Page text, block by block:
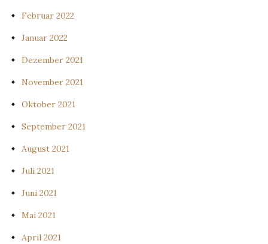
Februar 2022
Januar 2022
Dezember 2021
November 2021
Oktober 2021
September 2021
August 2021
Juli 2021
Juni 2021
Mai 2021
April 2021